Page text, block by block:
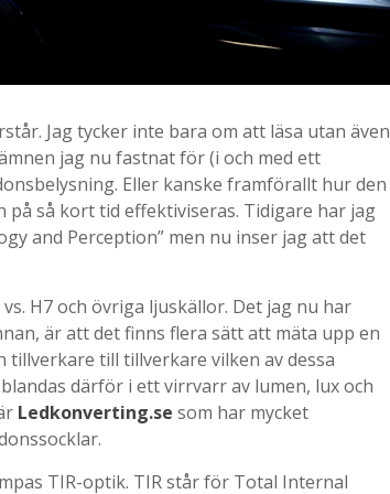
Jag tycker inte bara om att läsa utan även
jag nu fastnat för (i och med ett
Eller kanske framförallt hur den
på så kort tid effektiviseras. Tidigare har jag
and Perception” men nu inser jag att det
H7 och övriga ljuskällor. Det jag nu har
är att det finns flera sätt att mäta upp en
tillverkare till tillverkare vilken av dessa
därför i ett virrvarr av lumen, lux och
Ledkonverting.se som har mycket
TIR-optik. TIR står för Total Internal